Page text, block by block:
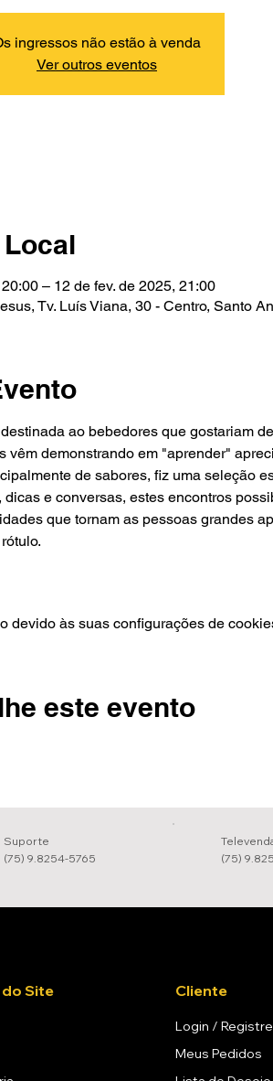
ingressos não estão à venda
Ver outros eventos
– 12 de fev. de 2025, 21:00
Tv. Luís Viana, 30 - Centro, Santo
ao bebedores que gostariam
vêm demonstrando em "aprender"
de sabores, fiz uma seleção
dicas e conversas, estes encontros
que tornam as pessoas grandes
devido às suas configurações de
este evento
Suporte
(75) 9.8254-5765
(75)
Site Cliente
Login /
Meus Pedidos